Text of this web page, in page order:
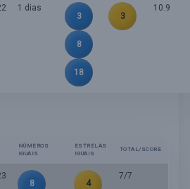
1 dias
3
8
18
3
10.9
NÚMEROS
IGUAIS
ESTRELAS
IGUAIS
TOTAL/SCORE
8
4
7/7